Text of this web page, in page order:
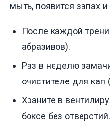
мыть, появится запах
После каждой
абразивов).
Раз в неделю
очистителе для кап
Храните в
боксе без отверстий.